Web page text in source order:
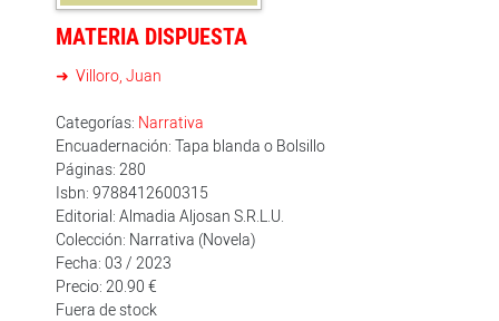
MATERIA DISPUESTA
Villoro, Juan
Categorías: Narrativa
Encuadernación: Tapa blanda o Bolsillo
Páginas: 280
Isbn: 9788412600315
Editorial: Almadia Aljosan S.R.L.U.
Colección: Narrativa (Novela)
Fecha: 03 / 2023
Precio: 20.90 €
Fuera de stock